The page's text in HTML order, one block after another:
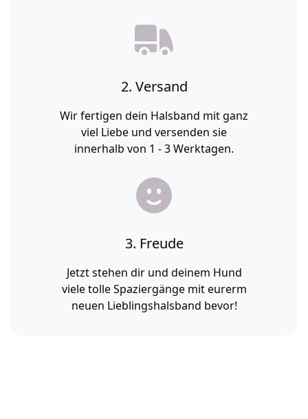
2. Versand
Wir fertigen dein Halsband mit ganz
viel Liebe und versenden sie
innerhalb von 1 - 3 Werktagen.
3. Freude
Jetzt stehen dir und deinem Hund
viele tolle Spaziergänge mit eurerm
neuen Lieblingshalsband bevor!